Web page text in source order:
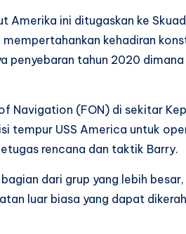
Amerika ini ditugaskan ke
kehadiran
penyebaran tahun 2020
Navigation (FON) di sekitar
tempur USS America untuk
rencana dan taktik Barry.
dari grup yang lebih
luar biasa yang dapat